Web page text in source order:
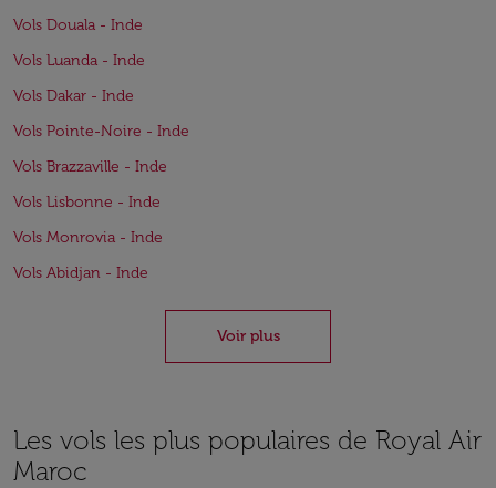
Vols Douala - Inde
Vols Luanda - Inde
Vols Dakar - Inde
Vols Pointe-Noire - Inde
Vols Brazzaville - Inde
Vols Lisbonne - Inde
Vols Monrovia - Inde
Vols Abidjan - Inde
Voir plus
Les vols les plus populaires de Royal Air
Maroc